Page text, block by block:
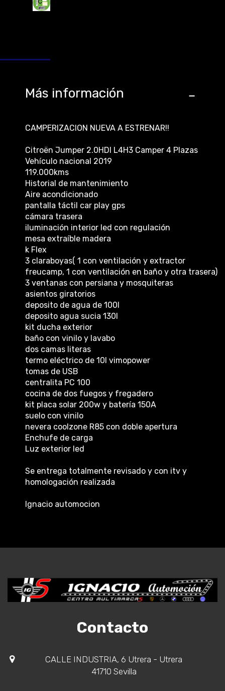
Más información
CAMPERIZACION NUEVA A ESTRENAR!!
Citroën Jumper 2.0HDI L4H3 Camper 4 Plazas
Vehículo nacional 2019
119.000kms
Historial de mantenimiento
Aire acondicionado
pantalla táctil car play gps
cámara trasera
iluminación interior led con regulación
mesa extraíble madera
k Flex
3 claraboyas( 1 con ventilación y extractor
freucamp, 1 con ventilación en baño y otra trasera)
3 ventanas con persiana y mosquiteras
asientos giratorios
deposito de agua de 100l
deposito agua sucia 130l
kit ducha exterior
baño con vinilo y lavabo
dos camas literas
termo eléctrico de 10l vimopower
tomas de USB
centralita PC 100
cocina de dos fuegos y fregadero
kit placa solar 200w y batería 150A
suelo con vinilo
nevera coolzone R85 con doble apertura
Enchufe de carga
Luz exterior led
Se entrega totalmente revisado y con itv y
homologación realizada
Ignacio automocion
Contacto
CALLE INDUSTRIA, 6 Utrera - Utrera
41710 Sevilla